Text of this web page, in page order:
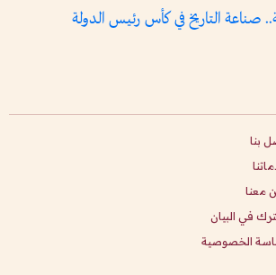
صناعة التاريخ في كأس رئيس الدولة
بنا
معنا
في البيان
الخصوصية